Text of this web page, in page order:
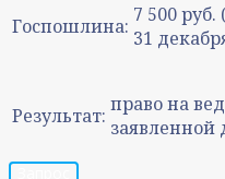
Госпошлина: 7 500
31
Результат: право на
заявленной